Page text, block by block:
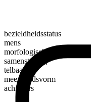
bezieldheidsstatus
mens
morfologische samenstelling
samenstelling
telbaar
meervoudsvorm
achievers